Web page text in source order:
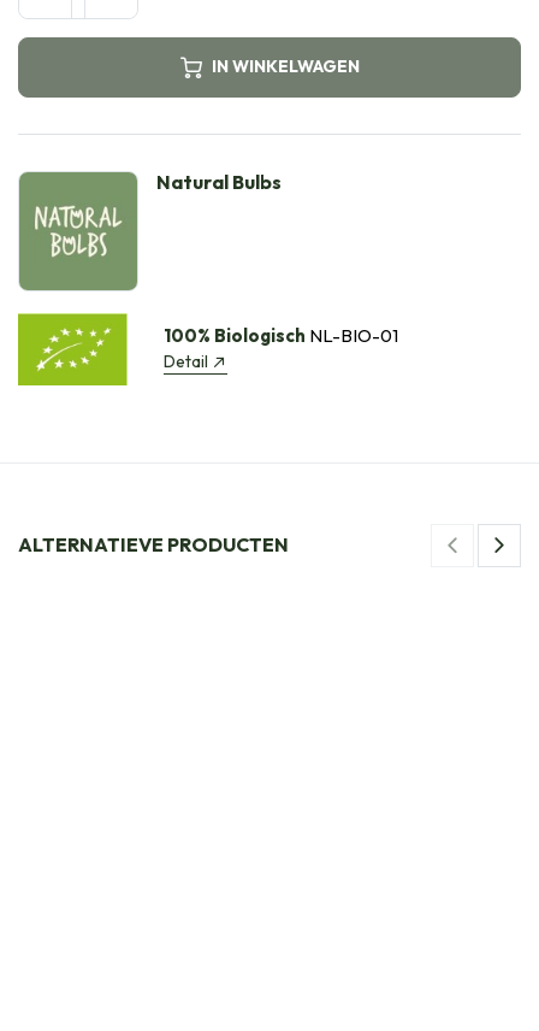
IN WINKELWAGEN
Natural Bulbs
100% Biologisch NL-BIO-01
Detail
ALTERNATIEVE PRODUCTEN